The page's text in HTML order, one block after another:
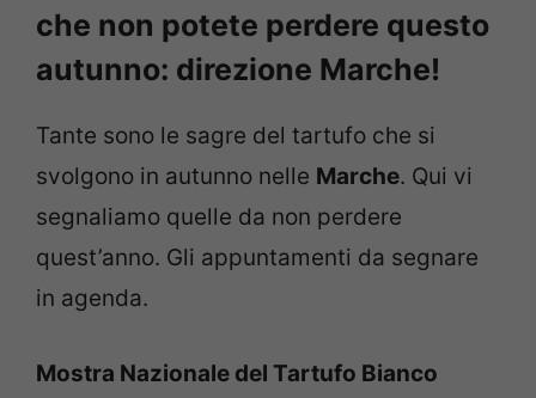
che non potete perdere questo
autunno: direzione Marche!
Tante sono le sagre del tartufo che si
svolgono in autunno nelle Marche. Qui vi
segnaliamo quelle da non perdere
quest’anno. Gli appuntamenti da segnare
in agenda.
Mostra Nazionale del Tartufo Bianco